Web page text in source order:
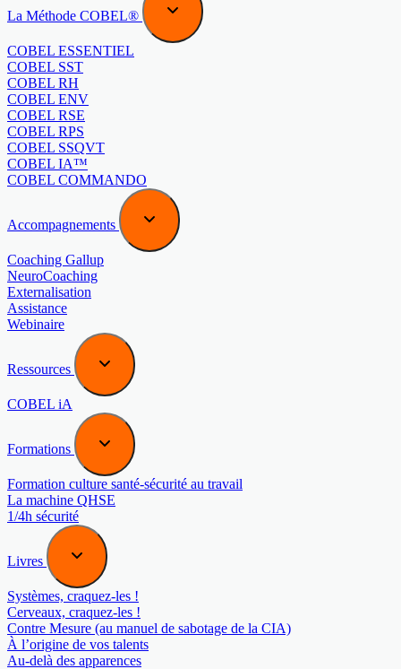
La Méthode COBEL®
COBEL ESSENTIEL
COBEL SST
COBEL RH
COBEL ENV
COBEL RSE
COBEL RPS
COBEL SSQVT
COBEL IA™
COBEL COMMANDO
Accompagnements
Coaching Gallup
NeuroCoaching
Externalisation
Assistance
Webinaire
Ressources
COBEL iA
Formations
Formation culture santé-sécurité au travail
La machine QHSE
1/4h sécurité
Livres
Systèmes, craquez-les !
Cerveaux, craquez-les !
Contre Mesure (au manuel de sabotage de la CIA)
À l’origine de vos talents
Au-delà des apparences